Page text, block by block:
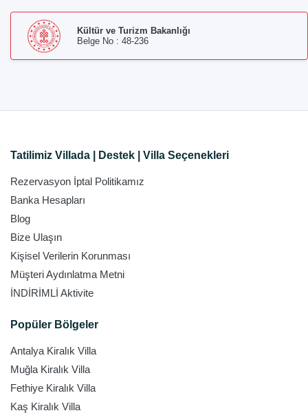
Kültür ve Turizm Bakanlığı
Belge No : 48-236
Tatilimiz Villada | Destek | Villa Seçenekleri
Rezervasyon İptal Politikamız
Banka Hesapları
Blog
Bize Ulaşın
Kişisel Verilerin Korunması
Müşteri Aydınlatma Metni
İNDİRİMLİ Aktivite
Popüler Bölgeler
Antalya Kiralık Villa
Muğla Kiralık Villa
Fethiye Kiralık Villa
Kaş Kiralık Villa